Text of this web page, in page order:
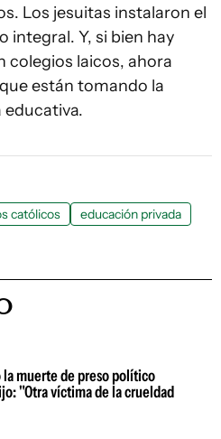
Los jesuitas instalaron el
integral. Y, si bien hay
colegios laicos, ahora
están tomando la
educativa.
católicos
educación privada
la muerte de preso político
"Otra víctima de la crueldad